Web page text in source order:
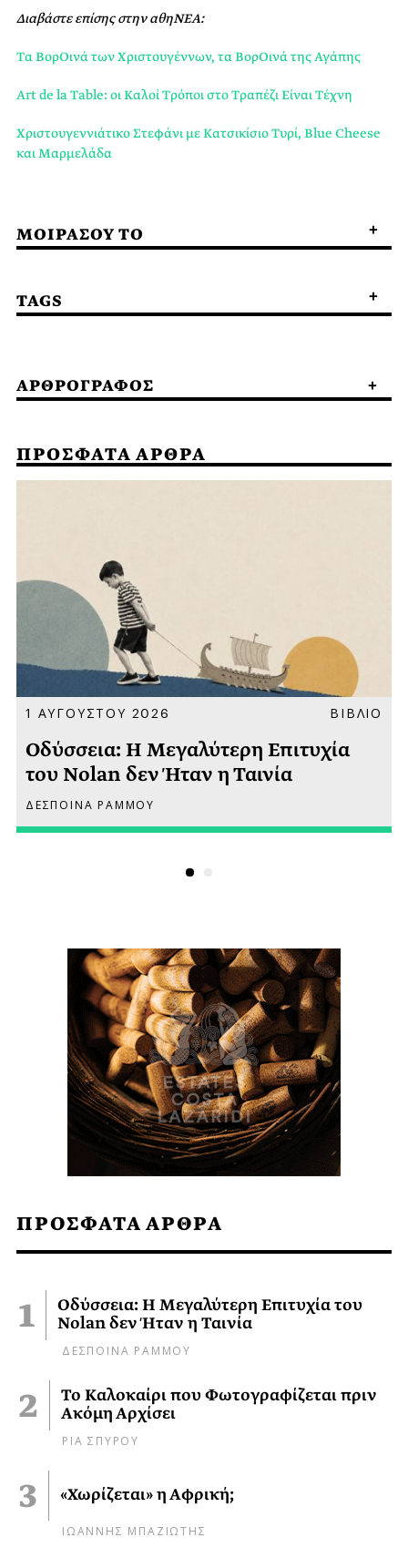
ΠΡΟΣΦΑΤΑ ΑΡΘΡΑ
Οδύσσεια: Η Μεγαλύτερη Επιτυχία του
Nolan δεν Ήταν η Ταινία
ΔΕΣΠΟΙΝΑ ΡΑΜΜΟΥ
Το Καλοκαίρι που Φωτογραφίζεται πριν
Ακόμη Αρχίσει
ΡΙΑ ΣΠΥΡΟΥ
«Χωρίζεται» η Αφρική;
ΙΩΑΝΝΗΣ ΜΠΑΖΙΩΤΗΣ
Διαβάστε επίσης στην αθηΝΕΑ:
Tα ΒορΟινά των Χριστουγέννων, τα ΒορΟινά της Αγάπης
Αrt de la Table: οι Kαλοί Tρόποι στο Tραπέζι Eίναι Tέχνη
Χριστουγεννιάτικο Στεφάνι με Kατσικίσιο Tυρί, Βlue Cheese
και Mαρμελάδα
ΜΟΙΡΑΣΟΥ ΤΟ
TAGS
ΑΡΘΡΟΓΡΑΦΟΣ
ΠΡΟΣΦΑΤΑ ΑΡΘΡΑ
1 ΑΥΓΟΥΣΤΟΥ 2026 ΒΙΒΛΙΟ
Οδύσσεια: Η Μεγαλύτερη Επιτυχία
του Nolan δεν Ήταν η Ταινία
ΔΕΣΠΟΙΝΑ ΡΑΜΜΟΥ